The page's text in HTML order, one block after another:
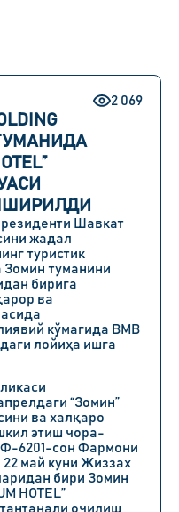
2 069
Шавкат
жадал
туристик
туманини
бирига
ва
кўмагида BMB
лойиҳа ишга
“Зомин”
ва халқаро
этиш чора-
6201-сон Фармони
май куни Жиззах
бири Зомин
HOTEL”
очилиш